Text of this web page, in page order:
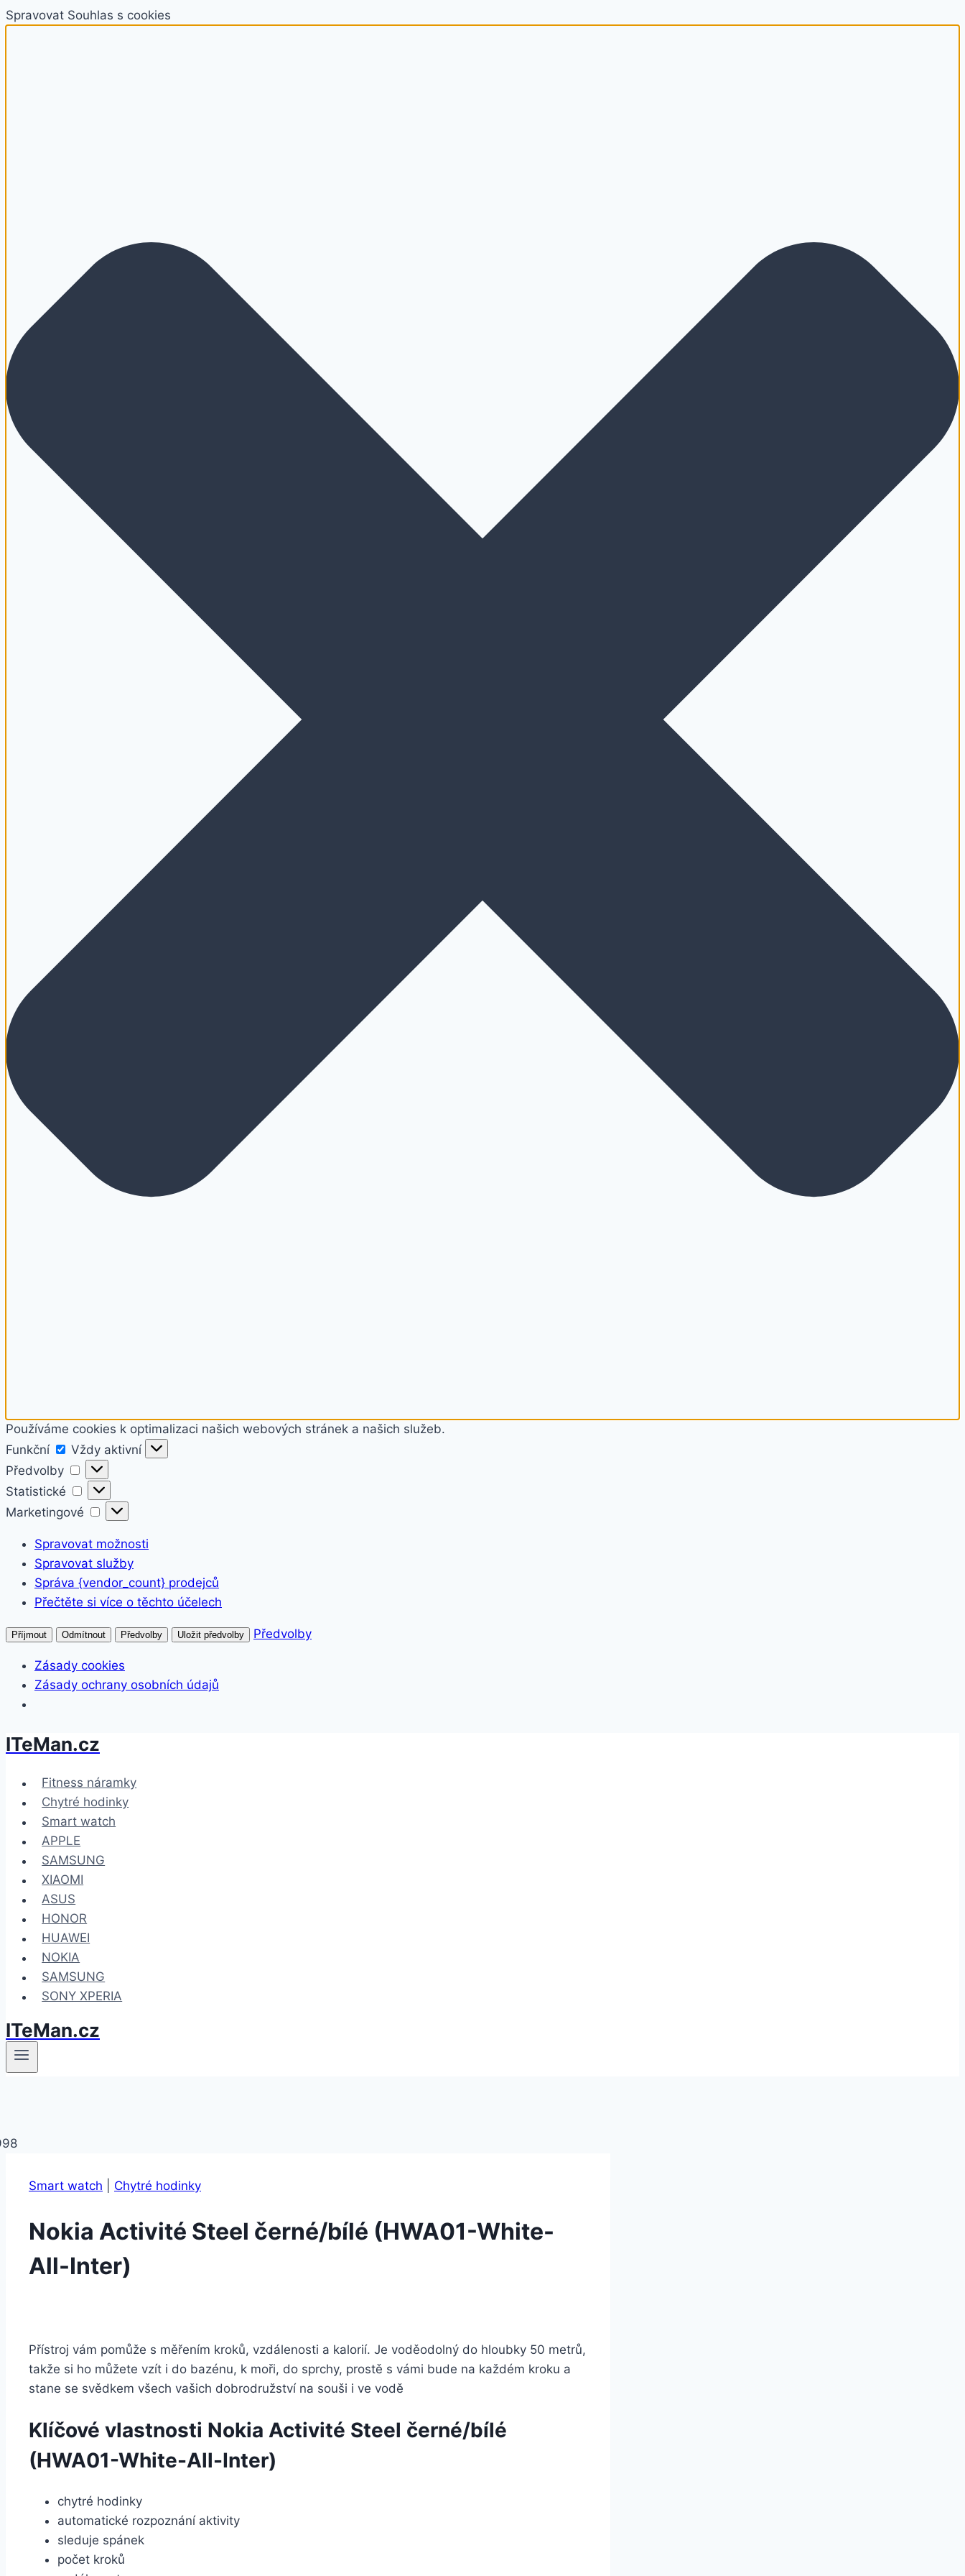
Spravovat Souhlas s cookies
Používáme cookies k optimalizaci našich webových stránek a našich služeb.
Funkční
Funkční
Vždy aktivní
Předvolby
Předvolby
Statistické
Statistické
Marketingové
Marketingové
Spravovat možnosti
Spravovat služby
Správa {vendor_count} prodejců
Přečtěte si více o těchto účelech
Příjmout Odmítnout Předvolby Uložit předvolby Předvolby
Zásady cookies
Zásady ochrany osobních údajů
Přeskočit
obsah
ITeMan.cz
Fitness náramky
Chytré hodinky
Smart watch
APPLE
SAMSUNG
XIAOMI
ASUS
HONOR
HUAWEI
NOKIA
SAMSUNG
SONY XPERIA
ITeMan.cz
Smart watch Chytré hodinky
Nokia Activité Steel černé/bílé (HWA01-White-
All-Inter)
Přístroj vám pomůže s měřením kroků, vzdálenosti a kalorií. Je voděodolný do hloubky 50 metrů,
takže si ho můžete vzít i do bazénu, k moři, do sprchy, prostě s vámi bude na každém kroku a
stane se svědkem všech vašich dobrodružství na souši i ve vodě
Klíčové vlastnosti Nokia Activité Steel černé/bílé
(HWA01-White-All-Inter)
chytré hodinky
automatické rozpoznání aktivity
sleduje spánek
počet kroků